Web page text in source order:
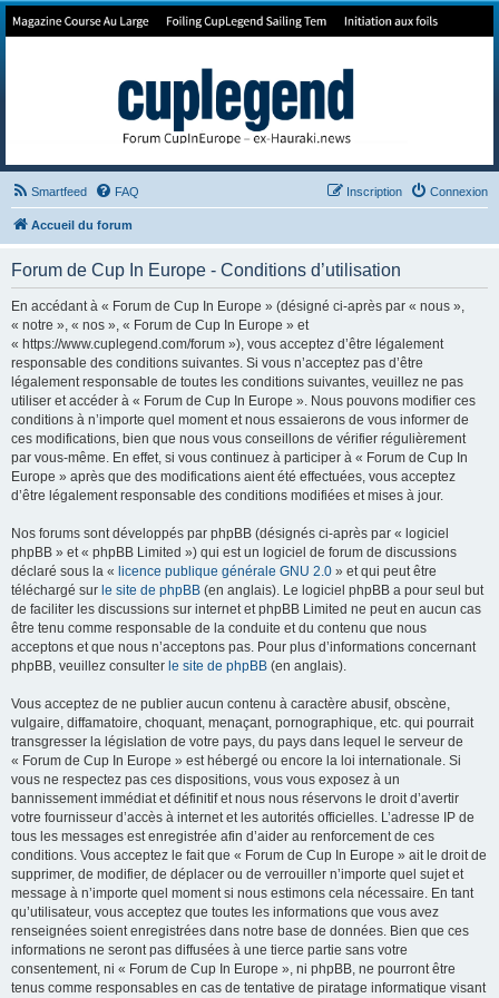
Forum de Cup In Europe
Smartfeed FAQ Connexion
Inscription
Accueil du forum
Forum de Cup In Europe - Conditions d’utilisation
En accédant à « Forum de Cup In Europe » (désigné ci-après par « nous »,
« notre », « nos », « Forum de Cup In Europe » et
« https://www.cuplegend.com/forum »), vous acceptez d’être légalement
responsable des conditions suivantes. Si vous n’acceptez pas d’être
légalement responsable de toutes les conditions suivantes, veuillez ne pas
utiliser et accéder à « Forum de Cup In Europe ». Nous pouvons modifier ces
conditions à n’importe quel moment et nous essaierons de vous informer de
ces modifications, bien que nous vous conseillons de vérifier régulièrement
par vous-même. En effet, si vous continuez à participer à « Forum de Cup In
Europe » après que des modifications aient été effectuées, vous acceptez
d’être légalement responsable des conditions modifiées et mises à jour.
Nos forums sont développés par phpBB (désignés ci-après par « logiciel
phpBB » et « phpBB Limited ») qui est un logiciel de forum de discussions
déclaré sous la « licence publique générale GNU 2.0 » et qui peut être
téléchargé sur le site de phpBB (en anglais). Le logiciel phpBB a pour seul but
de faciliter les discussions sur internet et phpBB Limited ne peut en aucun cas
être tenu comme responsable de la conduite et du contenu que nous
acceptons et que nous n’acceptons pas. Pour plus d’informations concernant
phpBB, veuillez consulter le site de phpBB (en anglais).
Vous acceptez de ne publier aucun contenu à caractère abusif, obscène,
vulgaire, diffamatoire, choquant, menaçant, pornographique, etc. qui pourrait
transgresser la législation de votre pays, du pays dans lequel le serveur de
« Forum de Cup In Europe » est hébergé ou encore la loi internationale. Si
vous ne respectez pas ces dispositions, vous vous exposez à un
bannissement immédiat et définitif et nous nous réservons le droit d’avertir
votre fournisseur d’accès à internet et les autorités officielles. L’adresse IP de
tous les messages est enregistrée afin d’aider au renforcement de ces
conditions. Vous acceptez le fait que « Forum de Cup In Europe » ait le droit de
supprimer, de modifier, de déplacer ou de verrouiller n’importe quel sujet et
message à n’importe quel moment si nous estimons cela nécessaire. En tant
qu’utilisateur, vous acceptez que toutes les informations que vous avez
renseignées soient enregistrées dans notre base de données. Bien que ces
informations ne seront pas diffusées à une tierce partie sans votre
consentement, ni « Forum de Cup In Europe », ni phpBB, ne pourront être
tenus comme responsables en cas de tentative de piratage informatique visant